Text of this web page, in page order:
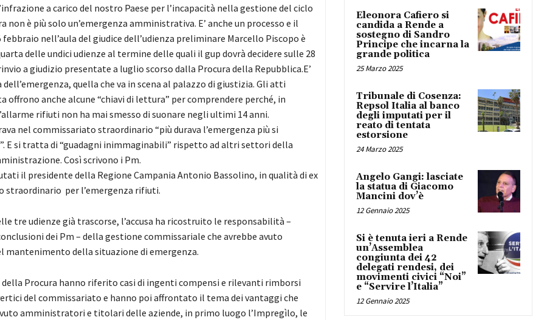
a carico del nostro Paese per l’incapacità nella gestione del ciclo
non è più solo un’emergenza amministrativa. E’ anche un processo e il
febbraio nell’aula del giudice dell’udienza preliminare Marcello Piscopo è
delle undici udienze al termine delle quali il gup dovrà decidere sulle 28
a giudizio presentate a luglio scorso dalla Procura della Repubblica.E’
dell’emergenza, quella che va in scena al palazzo di giustizia. Gli atti
offrono anche alcune “chiavi di lettura” per comprendere perché, in
rifiuti non ha mai smesso di suonare negli ultimi 14 anni.
nel commissariato straordinario “più durava l’emergenza più si
E si tratta di “guadagni inimmaginabili” rispetto ad altri settori della
Così scrivono i Pm.
il presidente della Regione Campania Antonio Bassolino, in qualità di ex
straordinario per l’emergenza rifiuti.
tre udienze già trascorse, l’accusa ha ricostruito le responsabilità –
dei Pm – della gestione commissariale che avrebbe avuto
mantenimento della situazione di emergenza.
Procura hanno riferito casi di ingenti compensi e rilevanti rimborsi
del commissariato e hanno poi affrontato il tema dei vantaggi che
amministratori e titolari delle aziende, in primo luogo l’Impregìlo, le
Eleonora Cafiero si
candida a Rende a
sostegno di Sandro
Principe che incarna la
grande politica
25 Marzo 2025
Tribunale di Cosenza:
Repsol Italia al banco
degli imputati per il
reato di tentata
estorsione
24 Marzo 2025
Angelo Gangi: lasciate
la statua di Giacomo
Mancini dov’è
12 Gennaio 2025
Si è tenuta ieri a Rende
un’Assemblea
congiunta dei 42
delegati rendesi, dei
movimenti civici “Noi”
e “Servire l’Italia”
12 Gennaio 2025